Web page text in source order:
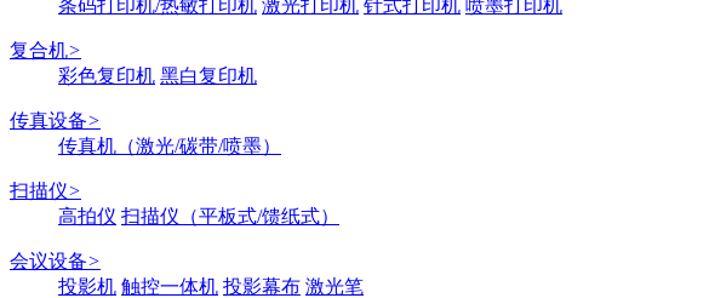
条码打印机/热敏打印机 激光打印机 针式打印机 喷墨打印机
复合机>
彩色复印机 黑白复印机
传真设备>
传真机（激光/碳带/喷墨）
扫描仪>
高拍仪 扫描仪（平板式/馈纸式）
会议设备>
投影机 触控一体机 投影幕布 激光笔